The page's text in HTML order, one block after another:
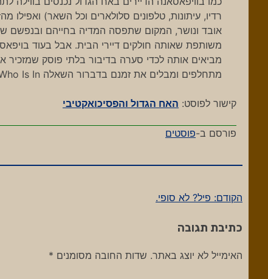
רדיו, עיתונות, טלפונים סלולארים וכל השאר) ואפילו
אובד ונושר, המקום שתפסה המדיה בחייהם ובנפשם
משותפת שאותה חולקים דיירי הבית. אבל בעוד
מתחלפים ומבלים את זמנם בדברור השאלה Who Is In, מה אתה חושב/מרגיש כרגע?
קישור לפוסט: האח הגדול והפסיכואקטיבי
פורסם ב-פוסטים
ניווט
הקודם: פיל? לא סופי.
כתיבת תגובה
האימייל לא יוצג באתר. שדות החובה מסומנים *